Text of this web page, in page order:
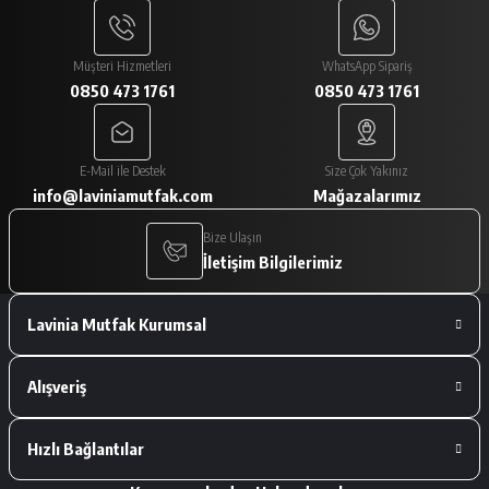
Paketlemesi ve ürünlerin istediğim gibi
gelmesi çok iyiydi
A... V... | 29/01/2026
Paketleme çok iyiydi. Ürünler tam
istediğimiz gibiydi.
A... V... | 29/01/2026
Deneyimini Paylaş
Müşteri Hizmetleri
0850 473 1761
WhatsApp Sipariş
0850 473 1761
E-Mail ile Destek
info@laviniamutfak.com
Size Çok Yakınız
Mağazalarımız
Bize Ulaşın
İletişim Bilgilerimiz
Lavinia Mutfak Kurumsal
Alışveriş
Hızlı Bağlantılar